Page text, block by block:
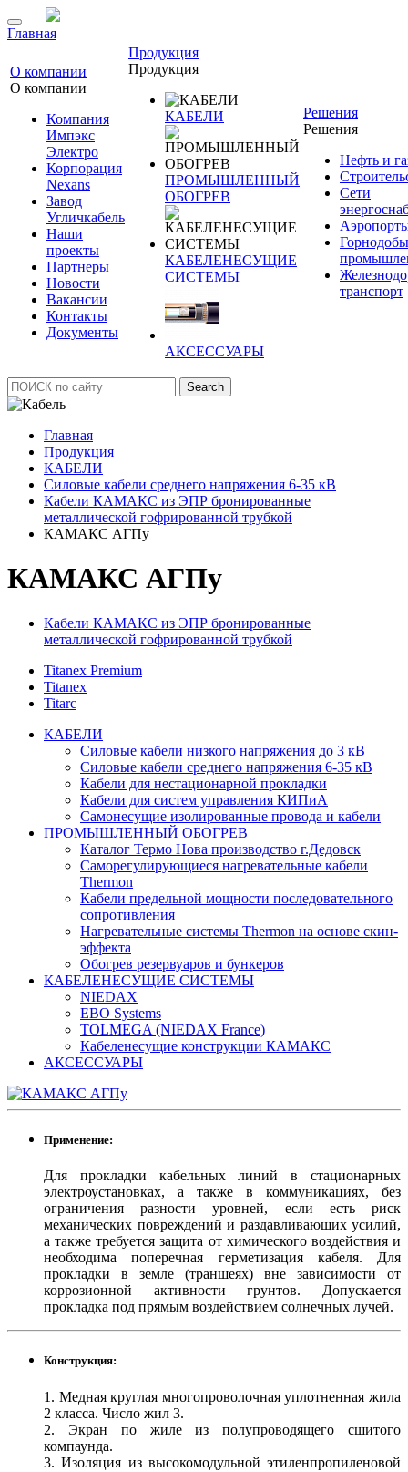
Главная
О компании
О компании
Компания
Импэкс
Электро
Корпорация
Nexans
Завод
Угличкабель
Наши
проекты
Партнеры
Новости
Вакансии
Контакты
Документы
Продукция
Продукция
КАБЕЛИ
ПРОМЫШЛЕННЫЙ
ОБОГРЕВ
КАБЕЛЕНЕСУЩИЕ
СИСТЕМЫ
АКСЕССУАРЫ
Решения
Решения
Нефть и
Сети
транспорт
Search
Главная
Продукция
КАБЕЛИ
Силовые кабели среднего напряжения 6-35 кВ
Кабели КАМАКС из ЭПР бронированные
металлической гофрированной трубкой
КАМАКС АГПу
КАМАКС АГПу
Кабели КАМАКС из ЭПР бронированные
металлической гофрированной трубкой
Titanex Premium
Titanex
Titarc
КАБЕЛИ
Силовые кабели низкого напряжения до 3 кВ
Силовые кабели среднего напряжения 6-35 кВ
Кабели для нестационарной прокладки
Кабели для систем управления КИПиА
Самонесущие изолированные провода и кабели
ПРОМЫШЛЕННЫЙ ОБОГРЕВ
Каталог Термо Нова производство г.Дедовск
Саморегулирующиеся нагревательные кабели
Thermon
Кабели предельной мощности последовательного
сопротивления
Нагревательные системы Thermon на основе скин-
эффекта
Обогрев резервуаров и бункеров
КАБЕЛЕНЕСУЩИЕ СИСТЕМЫ
NIEDAX
EBO Systems
TOLMEGA (NIEDAX France)
Кабеленесущие конструкции КАМАКС
АКСЕССУАРЫ
Применение:
Для прокладки кабельных линий в стационарных
электроустановках, а также в коммуникациях, без
ограничения разности уровней, если есть риск
механических повреждений и раздавливающих усилий,
а также требуется защита от химического воздействия и
необходима поперечная герметизация кабеля. Для
прокладки в земле (траншеях) вне зависимости от
коррозионной активности грунтов. Допускается
прокладка под прямым воздействием солнечных лучей.
Конструкция:
1. Медная круглая многопроволочная уплотненная жила
2 класса. Число жил 3.
2. Экран по жиле из полупроводящего сшитого
компаунда.
3. Изоляция из высокомодульной этиленпропиленовой